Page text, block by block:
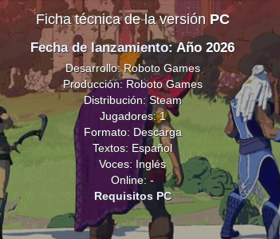
Ficha técnica de la versión PC
Fecha de lanzamiento: Año 2026
Desarrollo: Roboto Games
Producción: Roboto Games
Distribución: Steam
Jugadores: 1
Formato: Descarga
Textos: Español
Voces: Inglés
Online: -
Requisitos PC